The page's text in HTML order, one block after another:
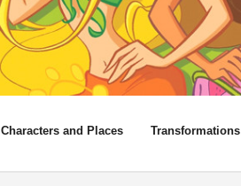
Characters and Places Transformations